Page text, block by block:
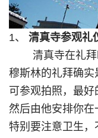
1、 清真寺参观礼
清真寺在礼拜
穆斯林的礼拜确
可参观拍照，最好
然后由他安排你在
特别要注意卫生